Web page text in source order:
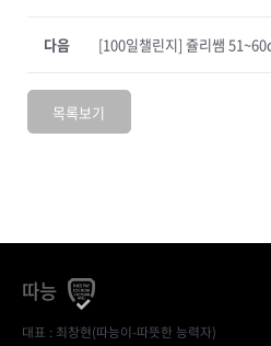
[100일챌린지] 쥴리쌤
다음
목록보기
따능
대표 : 최창현(따능이-따뜻한 능력자)